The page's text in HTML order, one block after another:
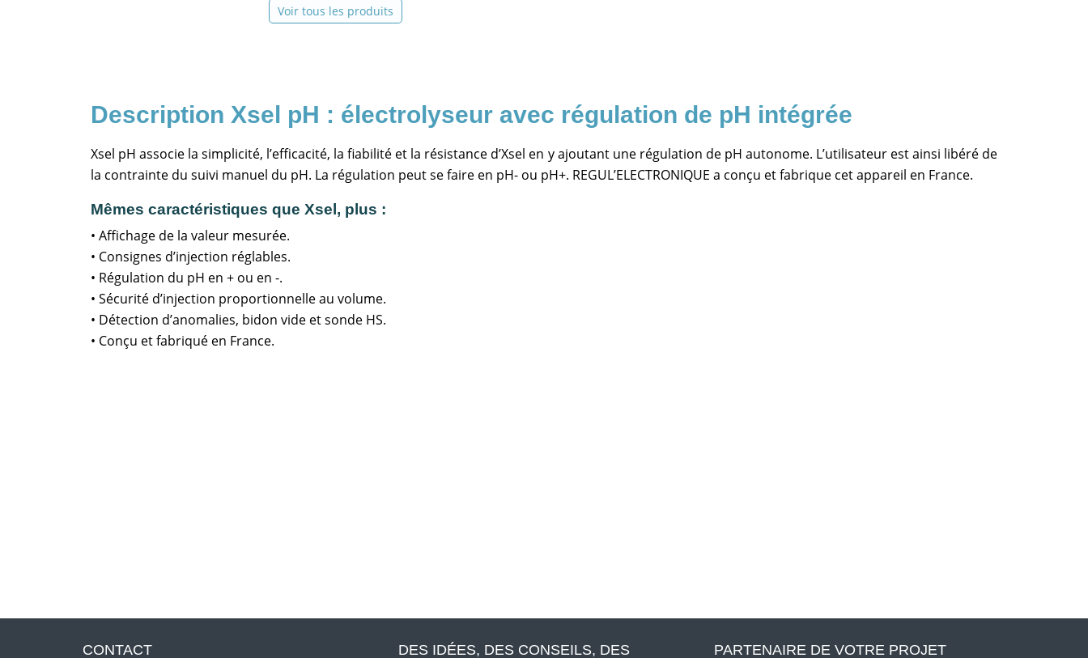
Voir tous les produits
Xsel pH : électrolyseur avec régulation de pH intégrée
Xsel pH associe la simplicité, l’efficacité, la fiabilité et la résistance d’Xsel en y ajoutant une régulation de pH autonome. L’utilisateur est ainsi libéré de
la contrainte du suivi manuel du pH. La régulation peut se faire en pH- ou pH+. REGUL’ELECTRONIQUE a conçu et fabrique cet appareil en France.
Mêmes caractéristiques que Xsel, plus :
• Affichage de la valeur mesurée.
• Consignes d’injection réglables.
• Régulation du pH en + ou en -.
• Sécurité d’injection proportionnelle au volume.
• Détection d’anomalies, bidon vide et sonde HS.
• Conçu et fabriqué en France.
CONTACT
DES IDÉES, DES CONSEILS, DES
PARTENAIRE DE VOTRE PROJET